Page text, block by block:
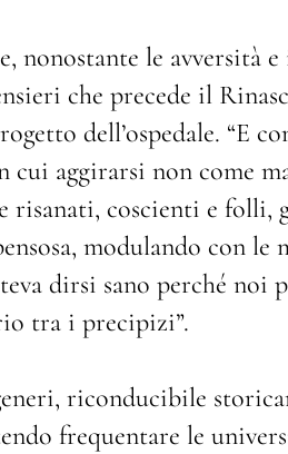
nonostante le avversità
che precede il
dell’ospedale. “E
cui aggirarsi non come
risanati, coscienti e folli,
modulando con le
dirsi sano perché noi
tra i precipizi”.
riconducibile
frequentare le